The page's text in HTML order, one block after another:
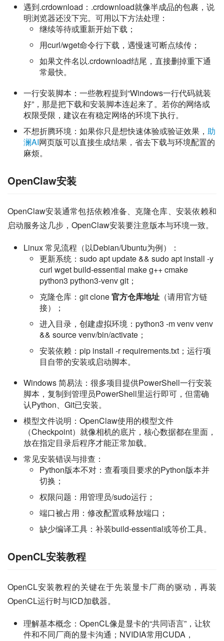
遇到.crdownload：.crdownload就像半成品的包裹，说
明浏览器还没下完。可用以下方法处理：
继续等待或重新开始下载；
用curl/wget命令行下载，遇慢速可断点续传；
如果文件名以.crdownload结尾，直接删掉重下通
常最快。
一行安装脚本：一些教程提到“Windows一行代码就装
好”，那是把下载和安装脚本连起来了。若你的网络或
权限受限，建议在有稳定网络的环境下执行。
不想折腾环境：如果你只是想快速体验或验证效果， 助
澜AI网页版可以直接生成结果，省去下载与环境配置的
麻烦。
OpenClaw安装
OpenClaw安装通常包括依赖准备、克隆仓库、安装依赖和
启动服务这几步，OpenClaw安装要注意版本与环境一致。
Linux 常见流程（以Debian/Ubuntu为例）：
更新系统：sudo apt update && sudo apt install -y
curl wget build-essential make g++ cmake
python3 python3-venv git；
克隆仓库：git clone官方仓库地址 （请用官方链
接）；
进入目录，创建虚拟环境：python3 -m venv venv
&& source venv/bin/activate；
安装依赖：pip install -r requirements.txt；运行项
目自带的安装或启动脚本。
Windows 简易法：很多项目提供PowerShell一行安装
脚本，复制到管理员PowerShell里运行即可，但需确
认Python、Git已安装。
模型文件说明：OpenClaw使用的模型文件
（Checkpoint）就像相机的底片，核心数据都在里面，
放在指定目录后程序才能正常加载。
常见安装错误与排查：
Python版本不对：查看项目要求的Python版本并
切换；
权限问题：用管理员/sudo运行；
端口被占用：修改配置或释放端口；
缺少编译工具：补装build-essential或等价工具。
OpenCL安装教程
OpenCL安装教程的关键在于先装显卡厂商的驱动，再装
OpenCL运行时与ICD加载器。
理解基本概念：OpenCL像是显卡的“共同语言”，让软
件和不同厂商的显卡沟通；NVIDIA常用CUDA，